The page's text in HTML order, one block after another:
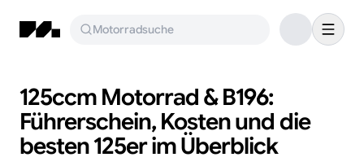
Motorradsuche
125ccm Motorrad & B196:
Führerschein, Kosten und die
besten 125er im Überblick